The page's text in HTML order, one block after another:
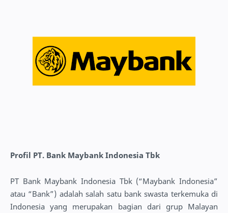
Profil PT. Bank Maybank Indonesia Tbk
PT Bank Maybank Indonesia Tbk (“Maybank Indonesia”
atau “Bank”) adalah salah satu bank swasta terkemuka di
Indonesia yang merupakan bagian dari grup Malayan